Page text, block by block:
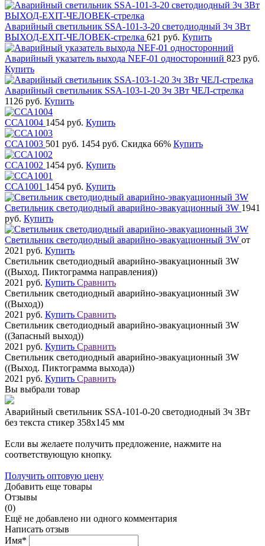
Аварийный светильник SSA-101-3-20 светодиодный 3ч 3Вт
ВЫХОД-EXIT-ЧЕЛОВЕК-стрелка 621 руб. Купить
Аварийный указатель выхода NEF-01 односторонний 823 руб.
Купить
Аварийный светильник SSA-103-1-20 3ч 3Вт ЧЕЛ-стрелка
1126 руб. Купить
ССА1004 1454 руб. Купить
ССА1003 501 руб. 1454 руб. Скидка 66% Купить
ССА1002 1454 руб. Купить
ССА1001 1454 руб. Купить
Светильник светодиодный аварийно-эвакуационный 3W 1941
руб. Купить
Светильник светодиодный аварийно-эвакуационный 3W от
2021 руб. Купить
Светильник светодиодный аварийно-эвакуационный 3W
((Выход. Пиктограмма направления))
2021 руб. Купить Сравнить
Светильник светодиодный аварийно-эвакуационный 3W
((Выход))
2021 руб. Купить Сравнить
Светильник светодиодный аварийно-эвакуационный 3W
((Запасный выход))
2021 руб. Купить Сравнить
Светильник светодиодный аварийно-эвакуационный 3W
((Выход. Пиктограмма выхода))
2021 руб. Купить Сравнить
Вы выбрали товар
Аварийный светильник SSA-101-0-20 светодиодный 3ч 3Вт
без текста стикер 358х145 мм
Если вы желаете получить предложение, нажмите на
соответствующую кнопку.
Получить оптовую цену
Добавить еще товары
Отзывы
(0)
Ещё не добавлено ни одного комментария
Написать отзыв
Имя*